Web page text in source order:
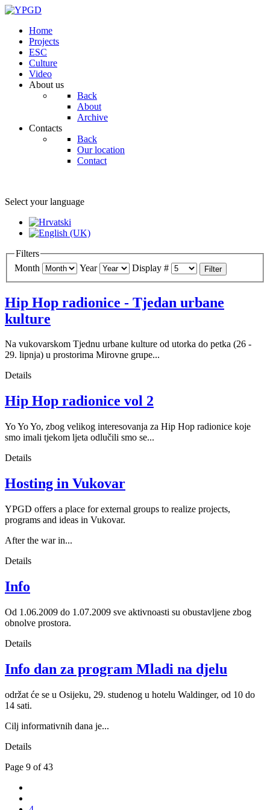
Home
Projects
ESC
Culture
Video
About us
Back
About
Archive
Contacts
Back
Our location
Contact
Select your language
Filters
Month
Year Display # Filter
Hip Hop radionice - Tjedan urbane
kulture
Na vukovarskom Tjednu urbane kulture od utorka do petka (26 -
29. lipnja) u prostorima Mirovne grupe...
Details
Hip Hop radionice vol 2
Yo Yo Yo, zbog velikog interesovanja za Hip Hop radionice koje
smo imali tjekom ljeta odlučili smo se...
Details
Hosting in Vukovar
YPGD offers a place for external groups to realize projects,
programs and ideas in Vukovar.
After the war in...
Details
Info
Od 1.06.2009 do 1.07.2009 sve aktivnoasti su obustavljene zbog
obnolve prostora.
Details
Info dan za program Mladi na djelu
održat će se u Osijeku, 29. studenog u hotelu Waldinger, od 10 do
14 sati.
Cilj informativnih dana je...
Details
Page 9 of 43